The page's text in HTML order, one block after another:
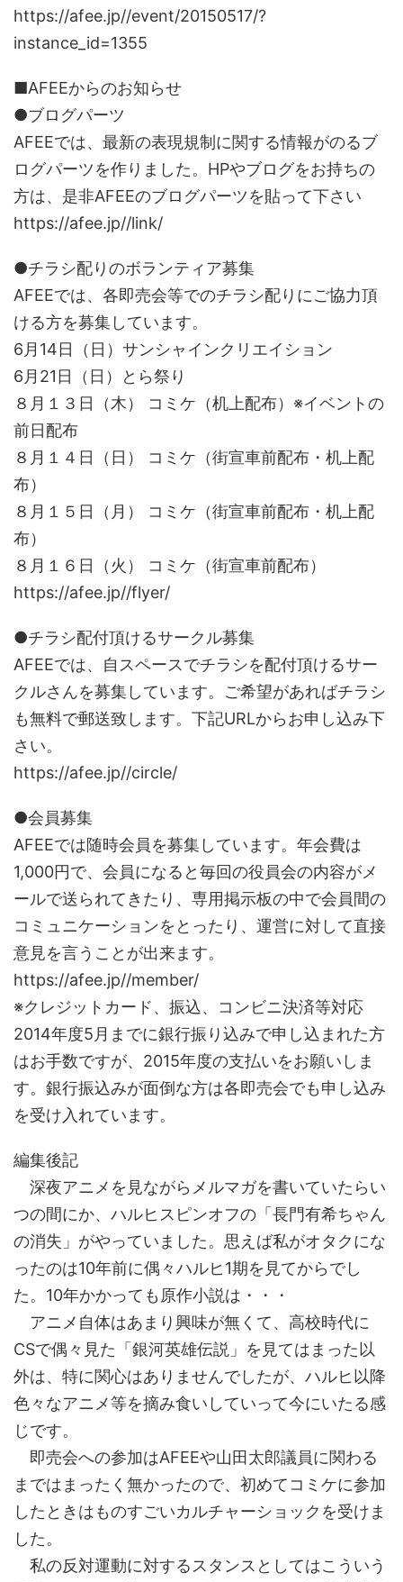
https://afee.jp//event/20150517/?
instance_id=1355
■AFEEからのお知らせ
●ブログパーツ
AFEEでは、最新の表現規制に関する情報がのるブ
ログパーツを作りました。HPやブログをお持ちの
方は、是非AFEEのブログパーツを貼って下さい
https://afee.jp//link/
●チラシ配りのボランティア募集
AFEEでは、各即売会等でのチラシ配りにご協力頂
ける方を募集しています。
6月14日（日）サンシャインクリエイション
6月21日（日）とら祭り
８月１３日（木） コミケ（机上配布）※イベントの
前日配布
８月１４日（日） コミケ（街宣車前配布・机上配
布）
８月１５日（月） コミケ（街宣車前配布・机上配
布）
８月１６日（火） コミケ（街宣車前配布）
https://afee.jp//flyer/
●チラシ配付頂けるサークル募集
AFEEでは、自スペースでチラシを配付頂けるサー
クルさんを募集しています。ご希望があればチラシ
も無料で郵送致します。下記URLからお申し込み下
さい。
https://afee.jp//circle/
●会員募集
AFEEでは随時会員を募集しています。年会費は
1,000円で、会員になると毎回の役員会の内容がメ
ールで送られてきたり、専用掲示板の中で会員間の
コミュニケーションをとったり、運営に対して直接
意見を言うことが出来ます。
https://afee.jp//member/
※クレジットカード、振込、コンビニ決済等対応
2014年度5月までに銀行振り込みで申し込まれた方
はお手数ですが、2015年度の支払いをお願いしま
す。銀行振込みが面倒な方は各即売会でも申し込み
を受け入れています。
編集後記
深夜アニメを見ながらメルマガを書いていたらい
つの間にか、ハルヒスピンオフの「長門有希ちゃん
の消失」がやっていました。思えば私がオタクにな
ったのは10年前に偶々ハルヒ1期を見てからでし
た。10年かかっても原作小説は・・・
アニメ自体はあまり興味が無くて、高校時代に
CSで偶々見た「銀河英雄伝説」を見てはまった以
外は、特に関心はありませんでしたが、ハルヒ以降
色々なアニメ等を摘み食いしていって今にいたる感
じです。
即売会への参加はAFEEや山田太郎議員に関わる
まではまったく無かったので、初めてコミケに参加
したときはものすごいカルチャーショックを受けま
した。
私の反対運動に対するスタンスとしてはこういう